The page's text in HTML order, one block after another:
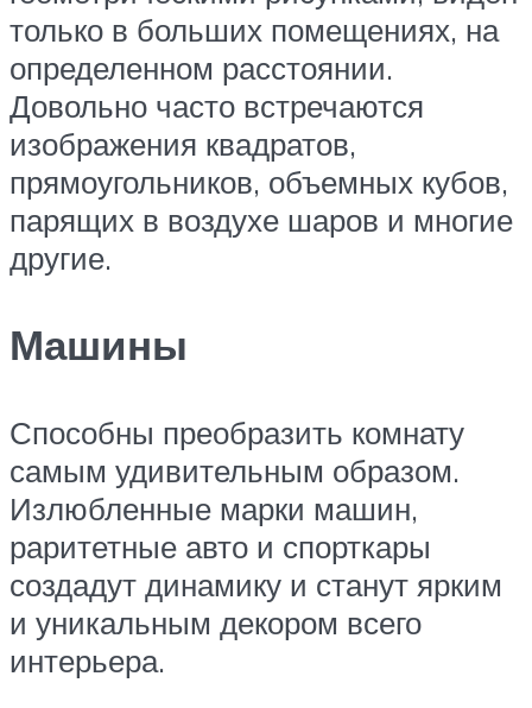
только в больших помещениях, на
определенном расстоянии.
Довольно часто встречаются
изображения квадратов,
прямоугольников, объемных кубов,
парящих в воздухе шаров и многие
другие.
Машины
Способны преобразить комнату
самым удивительным образом.
Излюбленные марки машин,
раритетные авто и спорткары
создадут динамику и станут ярким
и уникальным декором всего
интерьера.